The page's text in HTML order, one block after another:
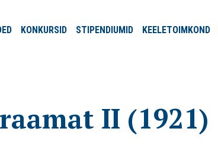
KONKURSID STIPENDIUMID KEELETOIMKOND
II (1921)